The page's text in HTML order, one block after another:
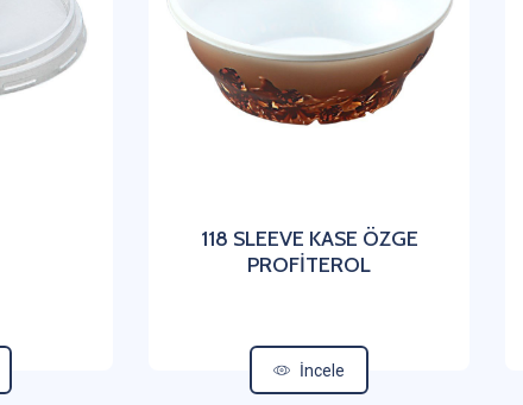
118 SLEEVE KASE ÖZGE
PROFİTEROL
İncele